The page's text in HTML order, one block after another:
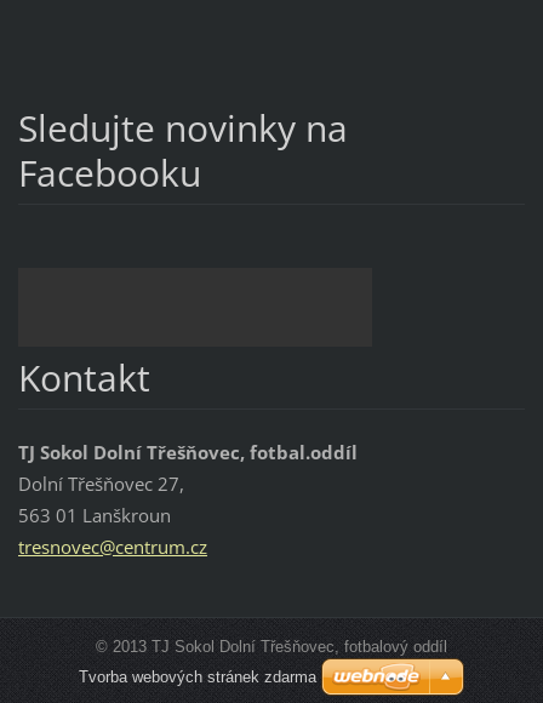
Sledujte novinky na
Facebooku
Kontakt
TJ Sokol Dolní Třešňovec, fotbal.oddíl
Dolní Třešňovec 27,
563 01 Lanškroun
tresnovec@centrum.cz
© 2013 TJ Sokol Dolní Třešňovec, fotbalový oddíl
Tvorba webových stránek zdarma